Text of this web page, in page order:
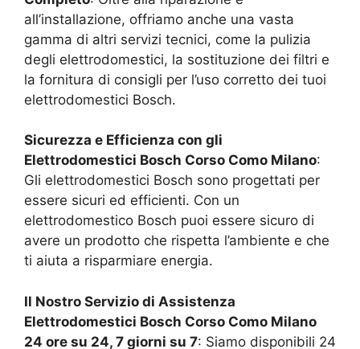
all’installazione, offriamo anche una vasta
gamma di altri servizi tecnici, come la pulizia
degli elettrodomestici, la sostituzione dei filtri e
la fornitura di consigli per l’uso corretto dei tuoi
elettrodomestici Bosch.
Sicurezza e Efficienza con gli
Elettrodomestici Bosch Corso Como Milano:
Gli elettrodomestici Bosch sono progettati per
essere sicuri ed efficienti. Con un
elettrodomestico Bosch puoi essere sicuro di
avere un prodotto che rispetta l’ambiente e che
ti aiuta a risparmiare energia.
Il Nostro Servizio di Assistenza
Elettrodomestici Bosch Corso Como Milano
24 ore su 24, 7 giorni su 7: Siamo disponibili 24